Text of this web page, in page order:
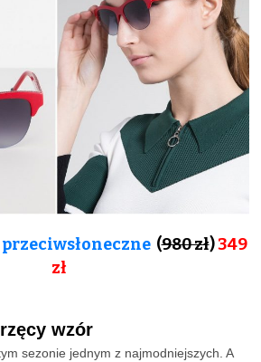
(980 zł)349
zł
wzór
sezonie jednym z najmodniejszych. A